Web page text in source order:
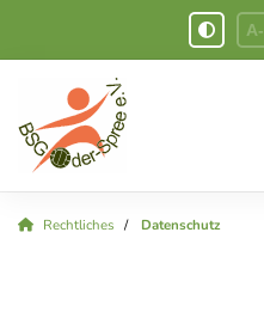
A-
Rechtliches Datenschutz